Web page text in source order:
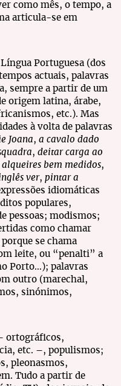
como mês, o tempo, a
articula-se em
Portuguesa (dos
actuais, palavras
sempre a partir de um
origem latina, árabe,
etc.). Mas
à volta de palavras
Joana, a cavalo dado
, deitar carga ao
alqueires bem medidos,
ver, pintar a
idiomáticas
populares,
pessoas; modismos;
como chamar
se chama
leite, ou “penalti” a
Porto…); palavras
outro (marechal,
sinónimos,
ortográficos,
etc. –, populismos;
pleonasmos,
Tudo a partir de